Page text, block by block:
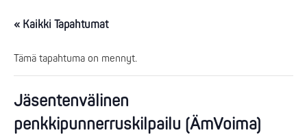
« Kaikki Tapahtumat
Tämä tapahtuma on mennyt.
Jäsentenvälinen
penkkipunnerruskilpailu (ÄmVoima)